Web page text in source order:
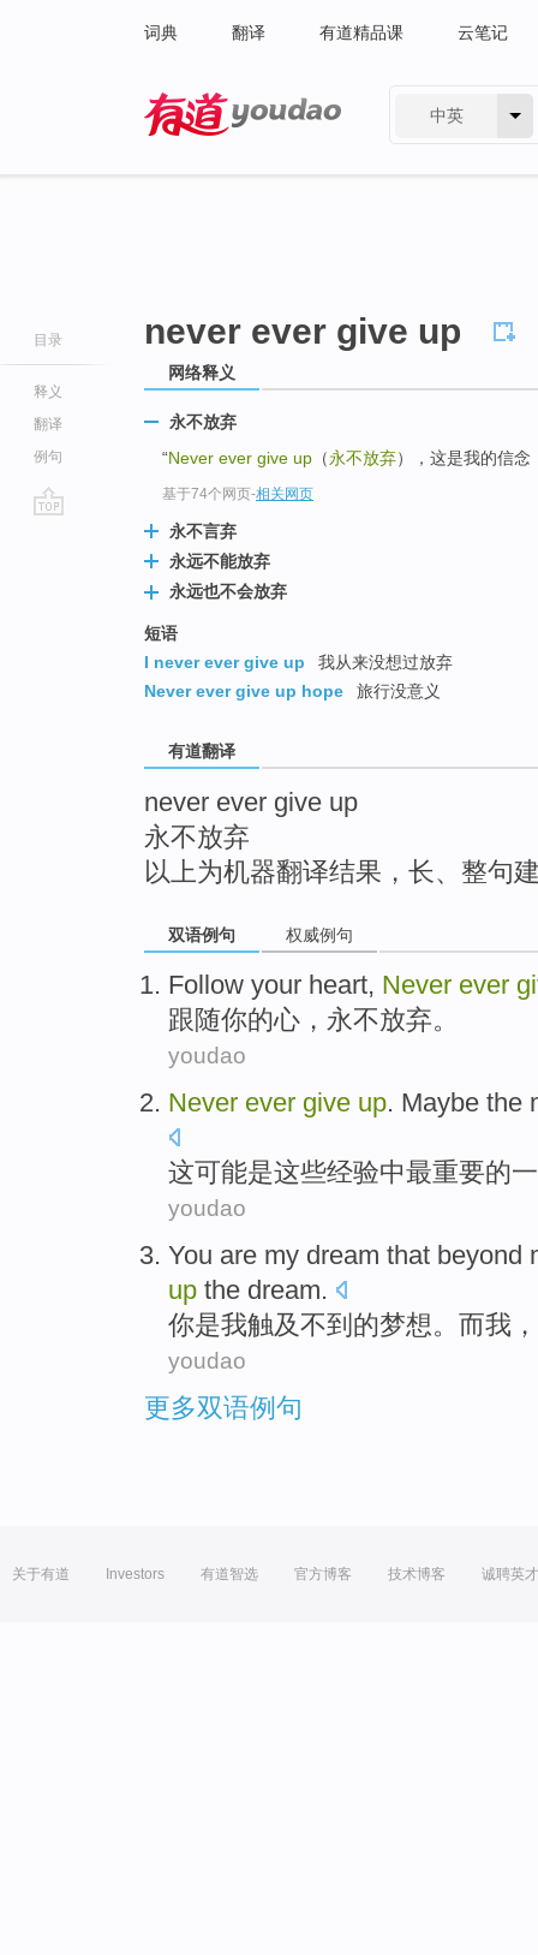
词典 翻译 有道精品课 云笔记
中英
目录
释义
翻译
例句
never ever give up
网络释义
永不放弃
“Never ever give up （永不放弃），这是我的信念
基于74个网页-相关网页
永不言弃
永远不能放弃
永远也不会放弃
短语
I never ever give up
我从来没想过放弃
Never ever give up hope
旅行没意义
有道翻译
never ever give up
永不放弃
以上为机器翻译结果，长、整句
双语例句 权威例句
Follow your heart, Never ever
跟随你的心 ， 永不放弃。
youdao
Never ever give up. Maybe the
这可能是这些经验中最重要的一
youdao
You are my dream that beyond
up the dream.
你是我触及不到 的梦想。 而我 ，
youdao
更多双语例句
关于有道 Investors 有道智选 官方博客 技术博客 诚聘英才